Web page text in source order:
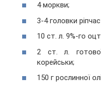
4 моркви;
3-4 головки
10 ст. л. 9%-го
2 ст. л.
корейськи;
150 г рослинної